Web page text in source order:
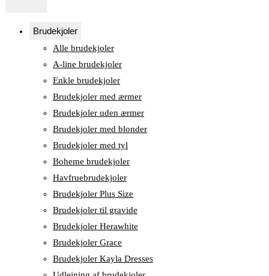
Brudekjoler
Alle brudekjoler
A-line brudekjoler
Enkle brudekjoler
Brudekjoler med ærmer
Brudekjoler uden ærmer
Brudekjoler med blonder
Brudekjoler med tyl
Boheme brudekjoler
Havfruebrudekjoler
Brudekjoler Plus Size
Brudekjoler til gravide
Brudekjoler Herawhite
Brudekjoler Grace
Brudekjoler Kayla Dresses